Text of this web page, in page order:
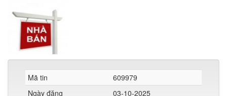
Mã tin
609979
Ngày đăng
03-10-2025